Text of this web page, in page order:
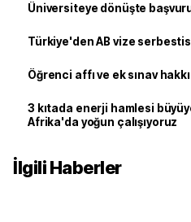
Üniversiteye dönüşte
Türkiye'den AB vize
Öğrenci affı ve ek sınav
3 kıtada enerji hamlesi
Afrika'da yoğun çalışıyoruz
İlgili Haberler